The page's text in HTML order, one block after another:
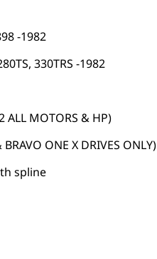
-1982
330TRS -1982
ALL MOTORS & HP)
ONE X DRIVES ONLY)
spline